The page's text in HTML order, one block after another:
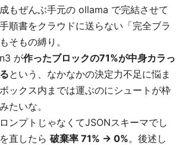
もぜんぶ手元の ollama で完結させて
順書をクラウドに送らない「完全ブラ
そもの縛り。
が作ったブロックの71%が中身カラっ
という、なかなかの決定力不足に悩ま
ックス内までは運ぶのにシュートが枠
たいな。
ンプトじゃなくてJSONスキーマでし
直したら 破棄率 71% → 0%。後述し